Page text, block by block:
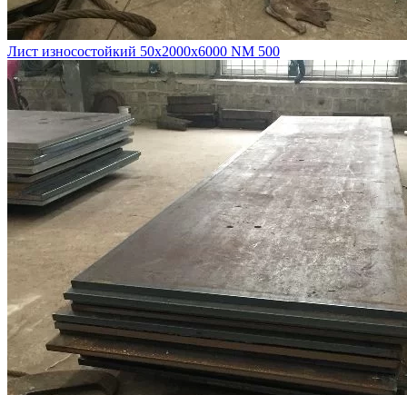
Лист износостойкий 50х2000х6000 NM 500